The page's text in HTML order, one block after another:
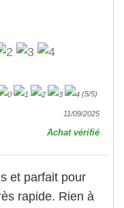
(5/5)
11/09/2025
Achat vérifié
et parfait pour
rapide. Rien à